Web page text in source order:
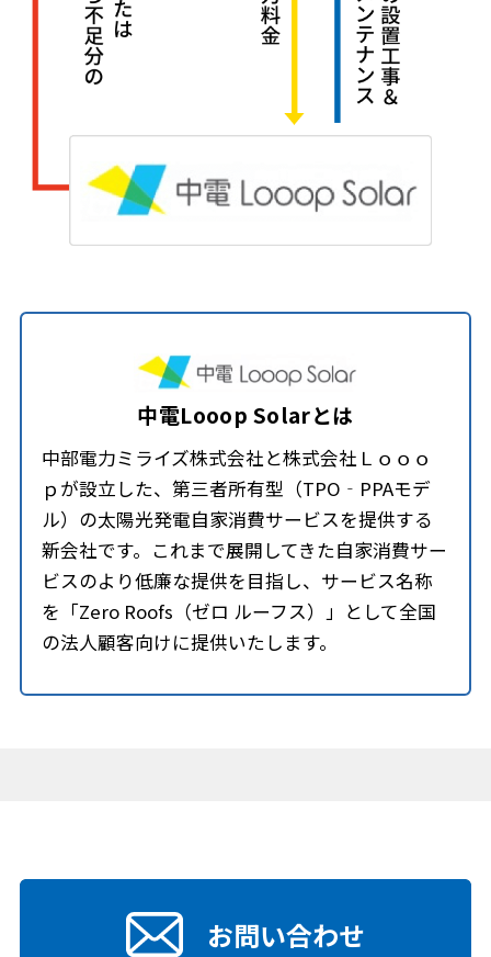
中電Looop Solarとは
中部電力ミライズ株式会社と株式会社Ｌｏｏｏ
ｐが設立した、第三者所有型（TPO‐PPAモデ
ル）の太陽光発電自家消費サービスを提供する
新会社です。これまで展開してきた自家消費サー
ビスのより低廉な提供を目指し、サービス名称
を「Zero Roofs（ゼロ ルーフス）」として全国
の法人顧客向けに提供いたします。
お問い合わせ